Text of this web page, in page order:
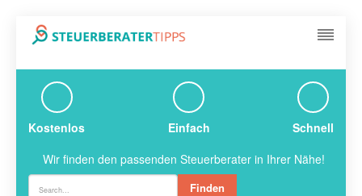
Kostenlos Einfach
Schnell
Wir finden den passenden Steuerberater in Ihrer Nähe!
Finden